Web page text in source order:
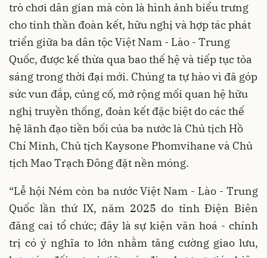
trò chơi dân gian mà còn là hình ảnh biểu trưng
cho tinh thần đoàn kết, hữu nghị và hợp tác phát
triển giữa ba dân tộc Việt Nam - Lào - Trung
Quốc, được kế thừa qua bao thế hệ và tiếp tục tỏa
sáng trong thời đại mới. Chúng ta tự hào vì đã góp
sức vun đắp, củng cố, mở rộng mối quan hệ hữu
nghị truyền thống, đoàn kết đặc biệt do các thế
hệ lãnh đạo tiền bối của ba nước là Chủ tịch Hồ
Chí Minh, Chủ tịch Kaysone Phomvihane và Chủ
tịch Mao Trạch Đông đặt nền móng.
“Lễ hội Ném còn ba nước Việt Nam - Lào - Trung
Quốc lần thứ IX, năm 2025 do tỉnh Điện Biên
đăng cai tổ chức; đây là sự kiện văn hoá - chính
trị có ý nghĩa to lớn nhằm tăng cường giao lưu,